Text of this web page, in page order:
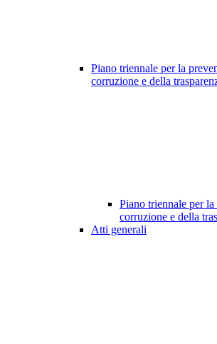
Piano triennale per la
corruzione e della
Piano triennale per
corruzione e della
Atti generali